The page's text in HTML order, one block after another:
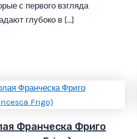
с первого взгляда
глубоко в […]
Франческа Фриго